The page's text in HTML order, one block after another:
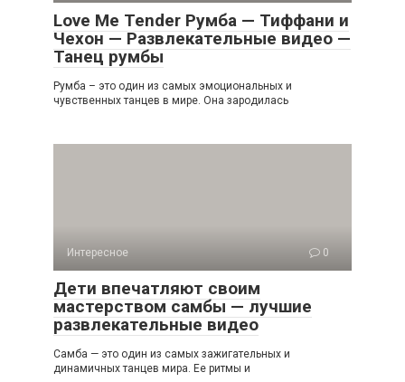
Love Me Tender Румба — Тиффани и
Чехон — Развлекательные видео —
Танец румбы
Румба – это один из самых эмоциональных и
чувственных танцев в мире. Она зародилась
Интересное 0
Дети впечатляют своим
мастерством самбы — лучшие
развлекательные видео
Самба — это один из самых зажигательных и
динамичных танцев мира. Ее ритмы и